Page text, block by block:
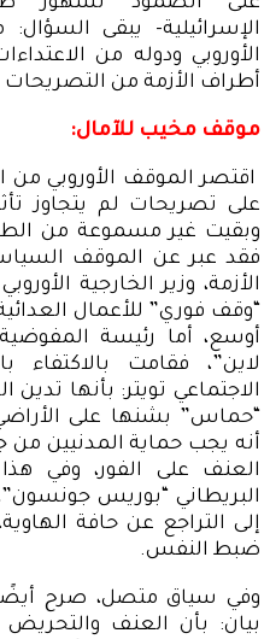
الإسرائيلية- يبقى
الأوروبي ودوله من
أطراف الأزمة من التصريحات
موقف مخيب للآمال:
اقتصر الموقف الأوروبي من
على تصريحات لم يتجاوز
وبقيت غير مسموعة من
فقد عبر عن الموقف السياسي
الأزمة، وزير الخارجية
“وقف فوري” للأعمال
أوسع، أما رئيسة المفوضية
لاين”، فقامت بالاكتفاء
الاجتماعي تويتر: بأنها
“حماس” بشنها على
أنه يجب حماية المدنيين
العنف على الفور، وفي
البريطاني “بوريس
إلى التراجع عن حافة
ضبط النفس.
وفي سياق متصل، صرح
بيان: بأن العنف